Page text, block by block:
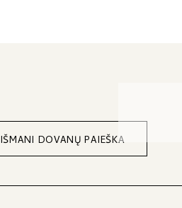
IŠMANI DOVANŲ PAIEŠKA